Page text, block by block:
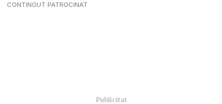
CONTINGUT PATROCINAT